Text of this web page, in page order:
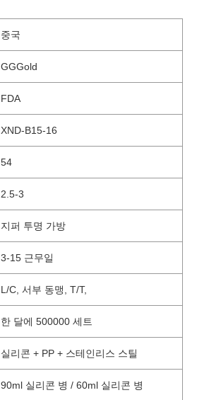
중국
GGGold
FDA
XND-B15-16
54
2.5-3
지퍼 투명 가방
3-15 근무일
L/C, 서부 동맹, T/T,
한 달에 500000 세트
실리콘 + PP + 스테인리스 스틸
90ml 실리콘 병 / 60ml 실리콘 병